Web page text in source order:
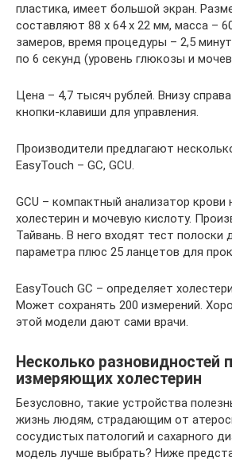
пластика, имеет большой экран.
составляют 88 х 64 х 22 мм, масса –
замеров, время процедуры – 2,5
по 6 секунд (уровень глюкозы и
Цена – 4,7 тысяч рублей. Внизу
кнопки-клавиши для управления.
Производители предлагают
EasyTouch – GC, GCU.
GCU – компактный анализатор крови
холестерин и мочевую кислоту.
Тайвань. В него входят тест полоски
параметра плюс 25 ланцетов для
EasyTouch GC – определяет
Может сохранять 200 измерений.
этой модели дают сами врачи.
Несколько разновидностей
измеряющих холестерин
Безусловно, такие устройства
жизнь людям, страдающим от
сосудистых патологий и сахарного
модель лучше выбрать? Ниже